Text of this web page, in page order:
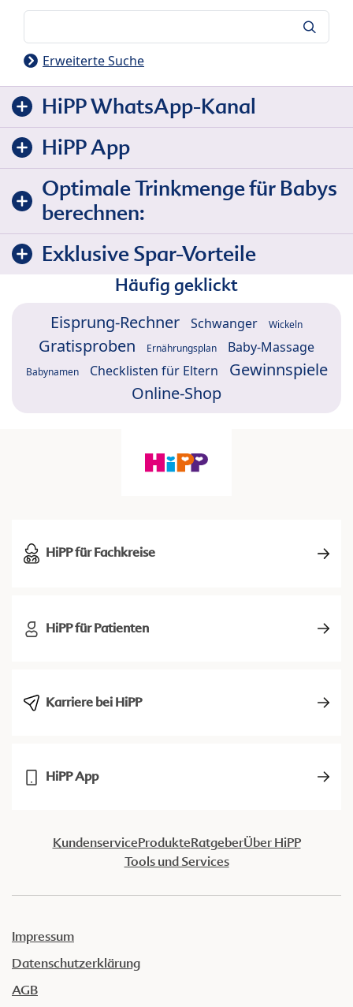
Erweiterte Suche
HiPP WhatsApp-Kanal
HiPP App
Optimale Trinkmenge für Babys
berechnen:
Exklusive Spar-Vorteile
Häufig geklickt
Eisprung-Rechner Schwanger Wickeln
Gratisproben Ernährungsplan Baby-Massage
Babynamen Checklisten für Eltern
Gewinnspiele
Online-Shop
HiPP für Fachkreise
HiPP für Patienten
Karriere bei HiPP
HiPP App
KundenserviceProdukteRatgeberÜber HiPP
Tools und Services
Impressum
Datenschutzerklärung
AGB